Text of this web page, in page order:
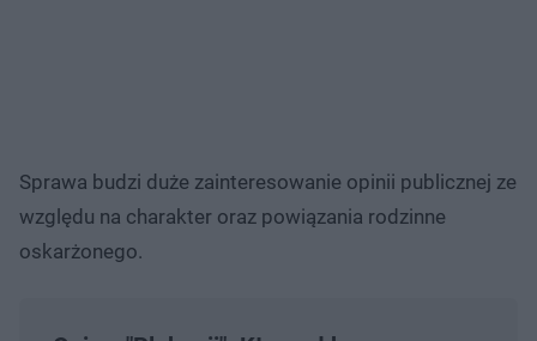
Sprawa budzi duże zainteresowanie opinii publicznej ze
względu na charakter oraz powiązania rodzinne
oskarżonego.